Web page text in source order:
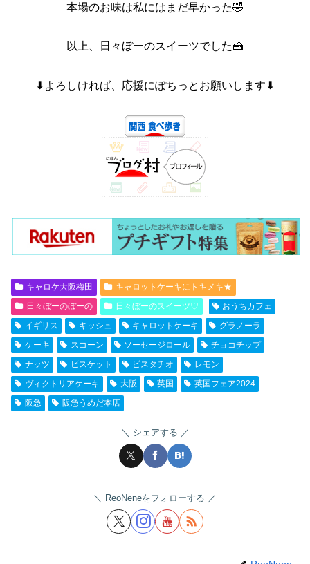
本場のお味は私にはまだ早かった🤣
以上、日々ぼーのスイーツでした🍰
⬇よろしければ、応援にぽちっとお願いします⬇
キャロケ大阪梅田
キャロットケーキにトキメキ★
日々ぼーのぼーの
日々ぼーのスイーツ♡
おうちカフェ
イギリス
キッシュ キャロットケーキ
グラノーラ
ケーキ
スコーン ソーセージロール
チョコチップ
ナッツ
ビスケット ピスタチオ
レモン
ヴィクトリアケーキ
大阪 英国
英国フェア2024
阪急
阪急うめだ本店
シェアする
ReoNeneをフォローする